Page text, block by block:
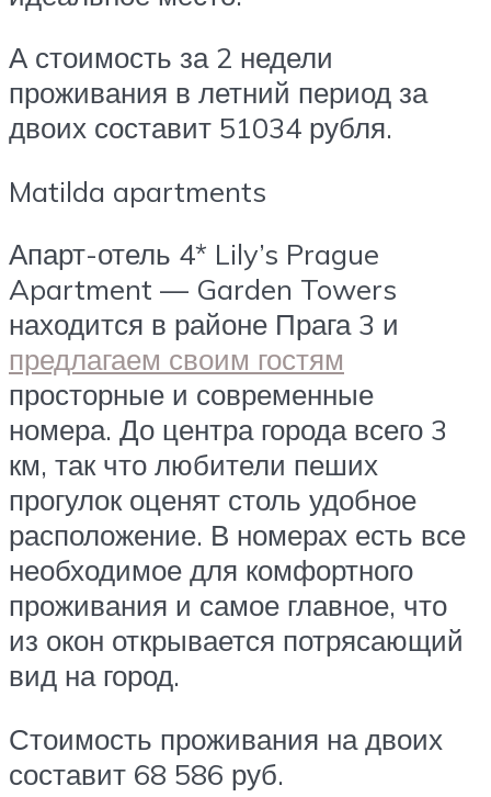
А стоимость за 2 недели
проживания в летний период за
двоих составит 51034 рубля.
Matilda apartments
Апарт-отель 4* Lily’s Prague
Apartment — Garden Towers
находится в районе Прага 3 и
предлагаем своим гостям
просторные и современные
номера. До центра города всего 3
км, так что любители пеших
прогулок оценят столь удобное
расположение. В номерах есть все
необходимое для комфортного
проживания и самое главное, что
из окон открывается потрясающий
вид на город.
Стоимость проживания на двоих
составит 68 586 руб.